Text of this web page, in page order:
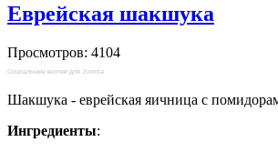
Еврейская шакшука
Просмотров: 4104
Социальные кнопки для Joomla
Шакшука - еврейская яичница с
Ингредиенты: